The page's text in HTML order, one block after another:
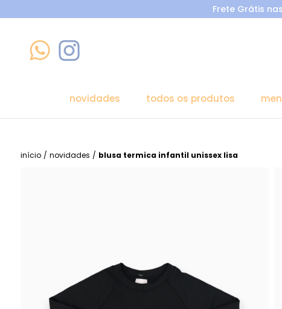
Frete Grátis
novidades todos os produtos
início / novidades / blusa termica infantil unissex lisa